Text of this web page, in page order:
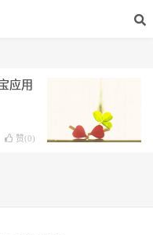
应用
赞(0)